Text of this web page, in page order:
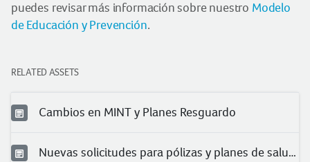
puedes revisar más información sobre nuestro Modelo
de Educación y Prevención.
RELATED ASSETS
Cambios en MINT y Planes Resguardo
Nuevas solicitudes para pólizas y planes de salud 2024